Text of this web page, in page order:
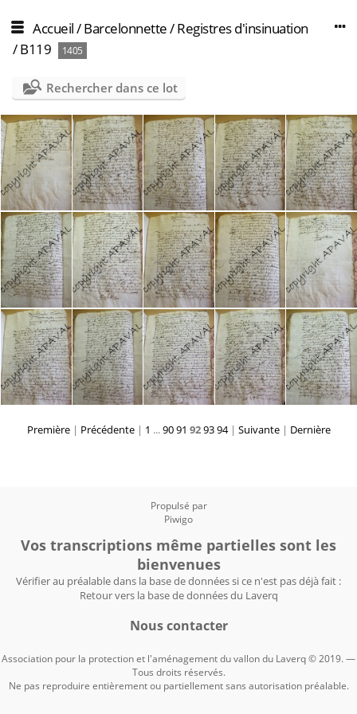
Accueil/Barcelonnette/Registres d'insinuation
/B119 1405
Rechercher dans ce lot
Première| Précédente| 1 ...9091 929394 | Suivante | Dernière
Propulsé par
Piwigo
Vos transcriptions même partielles sont les
bienvenues
Vérifier au préalable dans la base de données si ce n'est pas déjà fait :
Retour vers la base de données du Laverq
Nous contacter
Association pour la protection et l'aménagement du vallon du Laverq © 2019. —
Tous droits réservés.
Ne pas reproduire entièrement ou partiellement sans autorisation préalable.